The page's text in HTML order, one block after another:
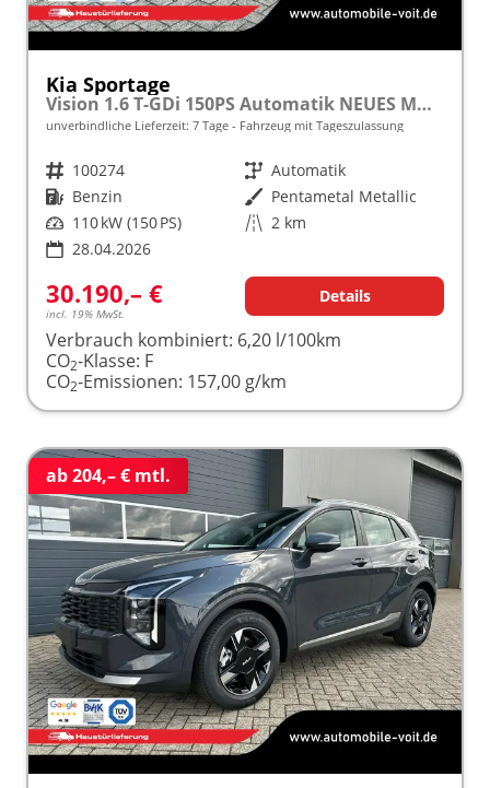
Kia Sportage
Vision 1.6 T-GDi 150PS Automatik NEUES MODELL MY26 FACELIFT Sitzheizung Lenkradheizung Klimaautomatik Navi Bluetooth Touchscreen Apple CarPlay Android Auto PDC v+h 17"LM Rückf.Kamera ACC 2x Keyless
unverbindliche Lieferzeit: 7 Tage Fahrzeug mit Tageszulassung
Fahrzeugnr. 100274 Getriebe Automatik
Kraftstoff Benzin Außenfarbe Pentametal Metallic
Leistung 110 kW (150 PS) Kilometerstand 2 km
28.04.2026
30.190,– €
incl. 19% MwSt.
Details
Verbrauch kombiniert: 6,20 l/100km
CO2-Klasse: F
CO2-Emissionen: 157,00 g/km
ab 204,– € mtl.